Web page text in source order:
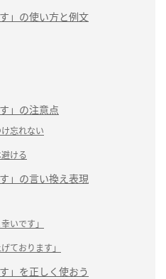
」の使い方と例文
」の注意点
忘れない
ける
」の言い換え表現
いです」
ております」
」を正しく使おう